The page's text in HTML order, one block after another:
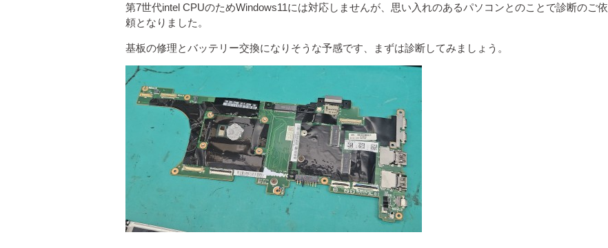
第7世代intel CPUのためWindows11には対応しませんが、思い入れのあるパソコンとのことで診断のご依
頼となりました。
基板の修理とバッテリー交換になりそうな予感です、まずは診断してみましょう。